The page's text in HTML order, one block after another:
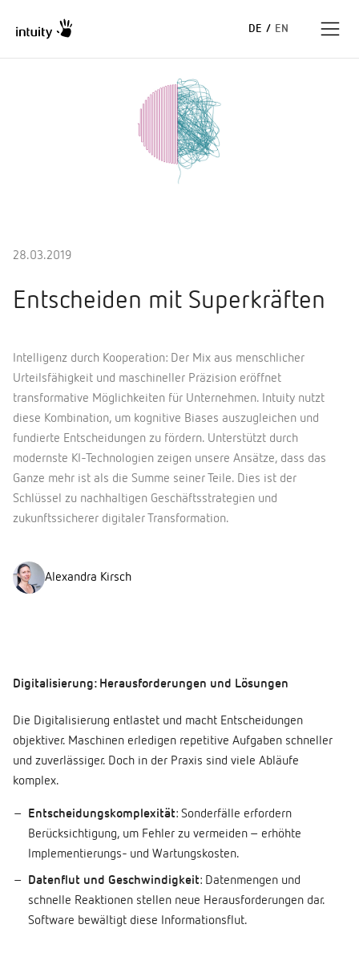
DE / EN
28.03.2019
Entscheiden mit Superkräften
Intelligenz durch Kooperation: Der Mix aus menschlicher
Urteilsfähigkeit und maschineller Präzision eröffnet
transformative Möglichkeiten für Unternehmen. Intuity nutzt
diese Kombination, um kognitive Biases auszugleichen und
fundierte Entscheidungen zu fördern. Unterstützt durch
modernste KI-Technologien zeigen unsere Ansätze, dass das
Ganze mehr ist als die Summe seiner Teile. Dies ist der
Schlüssel zu nachhaltigen Geschäftsstrategien und
zukunftssicherer digitaler Transformation.
Alexandra Kirsch
Digitalisierung: Herausforderungen und Lösungen
Die Digitalisierung entlastet und macht Entscheidungen
objektiver. Maschinen erledigen repetitive Aufgaben schneller
und zuverlässiger. Doch in der Praxis sind viele Abläufe
komplex.
Entscheidungskomplexität: Sonderfälle erfordern
Berücksichtigung, um Fehler zu vermeiden – erhöhte
Implementierungs- und Wartungskosten.
Datenflut und Geschwindigkeit: Datenmengen und
schnelle Reaktionen stellen neue Herausforderungen dar.
Software bewältigt diese Informationsflut.